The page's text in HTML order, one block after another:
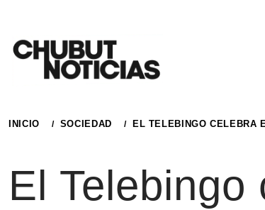
contenido
INICIO SOCIEDAD EL TELEBINGO CELEBRA
El